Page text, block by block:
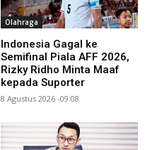
Olahraga
Indonesia Gagal ke
Semifinal Piala AFF 2026,
Rizky Ridho Minta Maaf
kepada Suporter
8 Agustus 2026 -09:08